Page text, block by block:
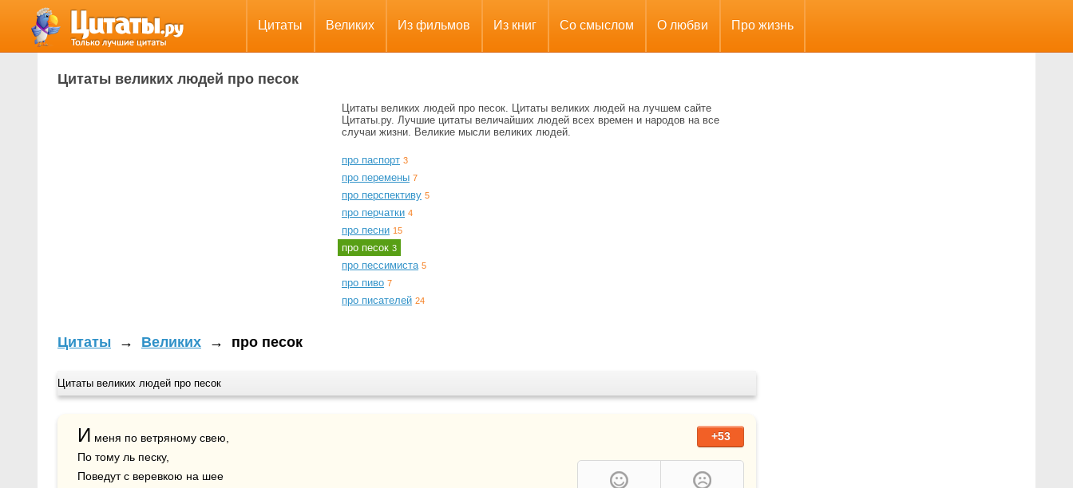
Цитаты Великих Из фильмов Из книг Со смыслом О любви Про жизнь
Цитаты великих людей про песок
Цитаты великих людей про песок. Цитаты великих людей на лучшем сайте
Цитаты.ру. Лучшие цитаты величайших людей всех времен и народов на все
случаи жизни. Великие мысли великих людей.
про паспорт 3
про перемены 7
про перспективу 5
про перчатки 4
про песни 15
про песок 3
про пессимиста 5
про пиво 7
про писателей 24
Цитаты → Великих → про песок
Цитаты великих людей про песок
+53
И меня по ветряному свею,
По тому ль песку,
Поведут с веревкою на шее